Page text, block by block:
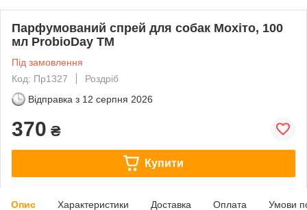
Парфумований спрей для собак Мохіто, 100
мл ProbioDay TM
Під замовлення
Код: Пр1327
Роздріб
Відправка з 12 серпня 2026
370 ₴
Купити
Опис Характеристики Доставка Оплата Умови